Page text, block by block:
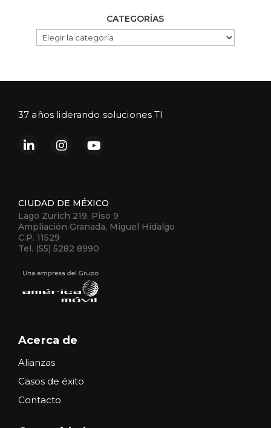
CATEGORÍAS
CATEGORÍAS
37 años liderando soluciones TI
CIUDAD DE MÉXICO
Lago Zurich 219, Piso 9
Ampliación Granada, Miguel Hidalgo
C.P. 11529
Tel. (55) 5282 8990
Acerca de
Alianzas
Casos de éxito
Contacto